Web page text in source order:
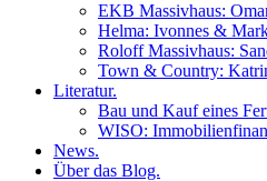
EKB Massivhaus:
Helma: Ivonnes &
Roloff Massivhaus:
Town & Country:
Literatur.
Bau und Kauf eines
WISO:
News.
Über das Blog.